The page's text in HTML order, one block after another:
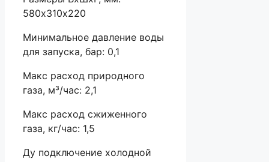
580х310х220
Минимальное давление воды
для запуска, бар: 0,1
Maкс расход природного
газа, м³/час: 2,1
Maкс расход сжиженного
газа, кг/час: 1,5
Ду подключение холодной